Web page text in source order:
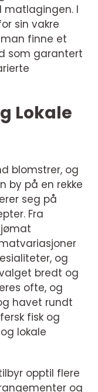
matlagingen. I
sin vakre
finne et
som garantert
Lokale
blomstrer, og
by på en rekke
seg på
Fra
og
bredt og
ofte, og
havet rundt
fisk og
lokale
opptil flere
og